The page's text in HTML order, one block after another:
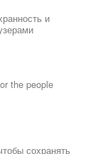
и
the people
сохранять